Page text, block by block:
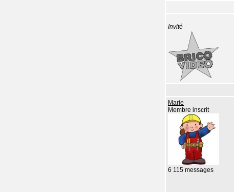
Invité
Marie
Membre inscrit
6 115 messages